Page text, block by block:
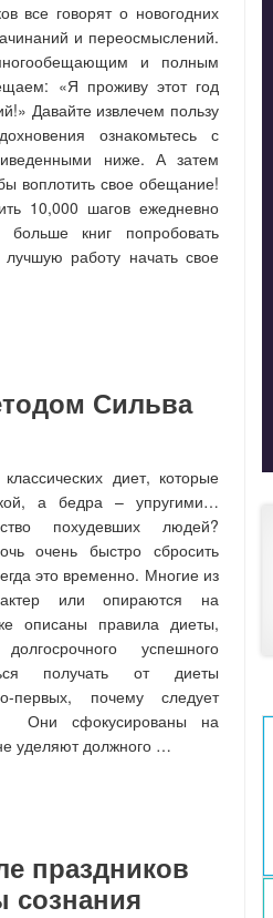
все говорят о новогодних
и переосмыслений.
и полным
«Я проживу этот год
Давайте извлечем пользу
ознакомьтесь с
ниже. А затем
воплотить свое обещание!
10,000 шагов ежедневно
больше книг попробовать
работу начать свое
Сильва
диет, которые
а бедра – упругими…
похудевших людей?
очень быстро сбросить
это временно. Многие из
или опираются на
описаны правила диеты,
успешного
получать от диеты
первых, почему следует
Они сфокусированы на
уделяют должного …
праздников